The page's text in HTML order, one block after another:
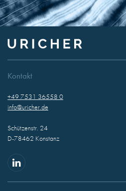
Kontakt
+49 7531 36558 0
info@uricher.de
Schützenstr. 24
D-78462 Konstanz